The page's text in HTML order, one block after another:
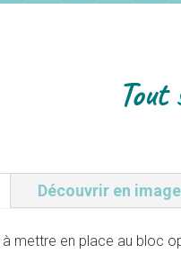
Découvrir en
mettre en place au bloc